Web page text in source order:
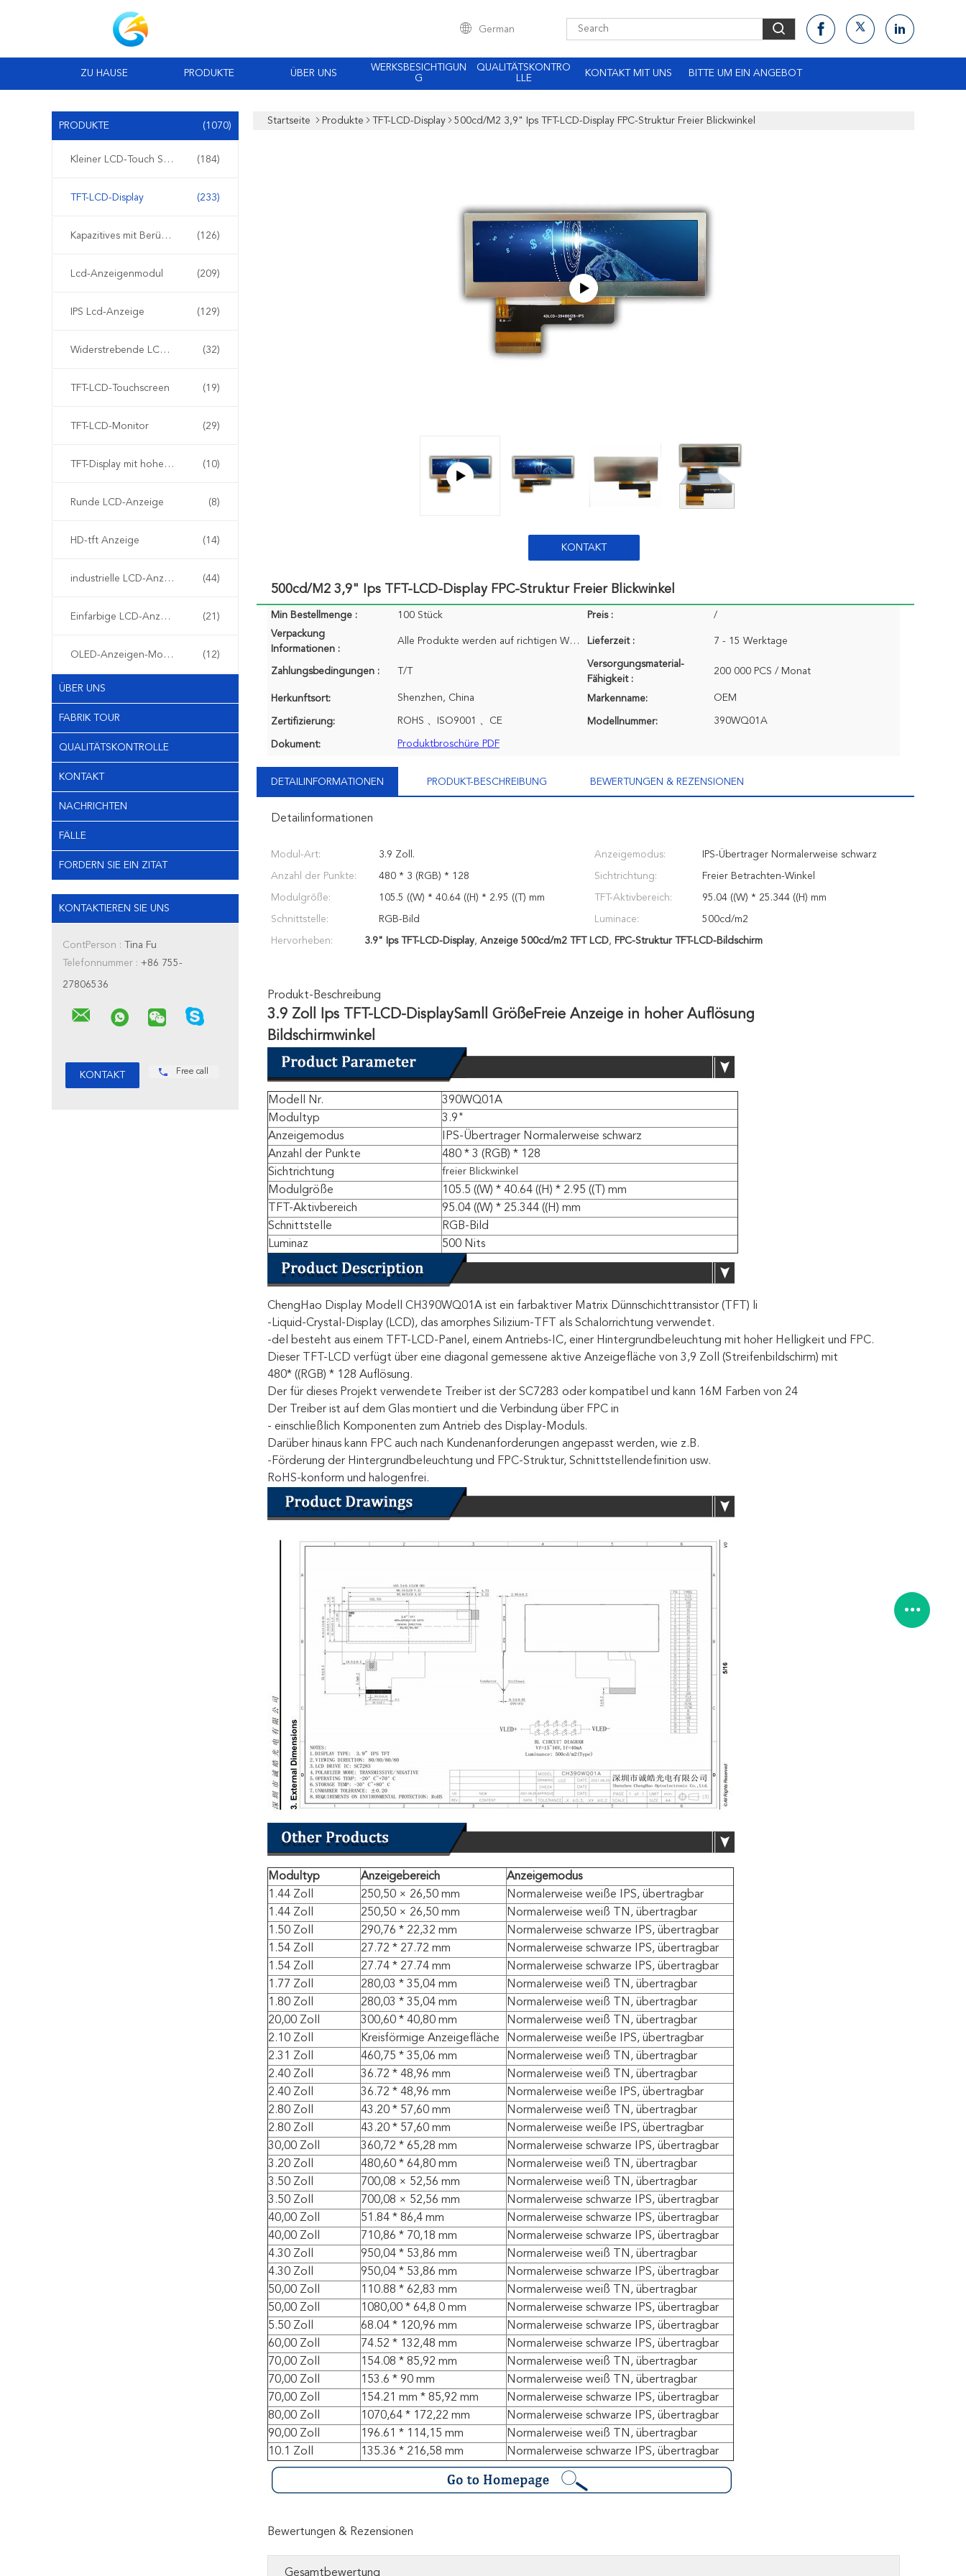
German
ZU HAUSE PRODUKTE ÜBER UNS
WERKSBESICHTIGUN
G
QUALITÄTSKONTRO
LLE
KONTAKT MIT UNS BITTE UM EIN ANGEBOT
PRODUKTE (1070)
Kleiner LCD-Touch Screen (184)
TFT-LCD-Display (233)
Kapazitives mit Berührungseingabe Bildschirm TFT LCDs (126)
Lcd-Anzeigenmodul (209)
IPS Lcd-Anzeige (129)
Widerstrebende LCD-Anzeige (32)
TFT-LCD-Touchscreen (19)
TFT-LCD-Monitor (29)
TFT-Display mit hoher Helligkeit (10)
Runde LCD-Anzeige (8)
HD-tft Anzeige (14)
industrielle LCD-Anzeige (44)
Einfarbige LCD-Anzeige (21)
OLED-Anzeigen-Modul (12)
ÜBER UNS
FABRIK TOUR
QUALITÄTSKONTROLLE
KONTAKT
NACHRICHTEN
FÄLLE
FORDERN SIE EIN ZITAT
KONTAKTIEREN SIE UNS
ContPerson : Tina Fu
Telefonnummer : +86 755-
27806536
Free call
Startseite Produkte TFT-LCD-Display 500cd/M2 3,9" Ips TFT-LCD-Display FPC-Struktur Freier Blickwinkel
KONTAKT
500cd/M2 3,9" Ips TFT-LCD-Display FPC-Struktur Freier Blickwinkel
Min Bestellmenge : 100 Stück Preis :
/
Verpackung
Informationen :
Alle Produkte werden auf richtigen Weg, ihn sicher zu halten verpackt. Für kleine Größen von Produk Lieferzeit : 7 - 15 Werktage
Zahlungsbedingungen : T/T
Versorgungsmaterial-
Fähigkeit :
200 000 PCS / Monat
Herkunftsort: Shenzhen, China Markenname: OEM
Zertifizierung: ROHS 、ISO9001 、CE Modellnummer: 390WQ01A
Dokument: Produktbroschüre PDF
DETAILINFORMATIONEN PRODUKT-BESCHREIBUNG BEWERTUNGEN & REZENSIONEN
Detailinformationen
Modul-Art: 3.9 Zoll. Anzeigemodus: IPS-Übertrager Normalerweise schwarz
Anzahl der Punkte: 480 * 3 (RGB) * 128 Sichtrichtung: Freier Betrachten-Winkel
Modulgröße: 105.5 ((W) * 40.64 ((H) * 2.95 ((T) mm TFT-Aktivbereich: 95.04 ((W) * 25.344 ((H) mm
Schnittstelle: RGB-Bild Luminace: 500cd/m2
Hervorheben: 3.9" Ips TFT-LCD-Display, Anzeige 500cd/m2 TFT LCD, FPC-Struktur TFT-LCD-Bildschirm
Produkt-Beschreibung
3.9 Zoll Ips TFT-LCD-DisplaySamll GrößeFreie Anzeige in hoher Auflösung
Bildschirmwinkel
Modell Nr.
390WQ01A
Modultyp
3.9"
Anzeigemodus
IPS-Übertrager Normalerweise schwarz
Anzahl der Punkte
480 * 3 (RGB) * 128
Sichtrichtung
freier Blickwinkel
Modulgröße
105.5 ((W) * 40.64 ((H) * 2.95 ((T) mm
TFT-Aktivbereich
95.04 ((W) * 25.344 ((H) mm
Schnittstelle
RGB-Bild
Luminaz
500 Nits
ChengHao Display Modell CH390WQ01A ist ein farbaktiver Matrix Dünnschichttransistor (TFT) li
-Liquid-Crystal-Display (LCD), das amorphes Silizium-TFT als Schalorrichtung verwendet.
-del besteht aus einem TFT-LCD-Panel, einem Antriebs-IC, einer Hintergrundbeleuchtung mit hoher Helligkeit und FPC.
Dieser TFT-LCD verfügt über eine diagonal gemessene aktive Anzeigefläche von 3,9 Zoll (Streifenbildschirm) mit
480* ((RGB) * 128 Auflösung.
Der für dieses Projekt verwendete Treiber ist der SC7283 oder kompatibel und kann 16M Farben von 24
Der Treiber ist auf dem Glas montiert und die Verbindung über FPC in
- einschließlich Komponenten zum Antrieb des Display-Moduls.
Darüber hinaus kann FPC auch nach Kundenanforderungen angepasst werden, wie z.B.
-Förderung der Hintergrundbeleuchtung und FPC-Struktur, Schnittstellendefinition usw.
RoHS-konform und halogenfrei.
Modultyp Anzeigebereich
Anzeigemodus
1.44 Zoll
250,50 × 26,50 mm
Normalerweise weiße IPS, übertragbar
1.44 Zoll
250,50 × 26,50 mm
Normalerweise weiß TN, übertragbar
1.50 Zoll
290,76 * 22,32 mm
Normalerweise schwarze IPS, übertragbar
1.54 Zoll
27.72 * 27.72 mm
Normalerweise schwarze IPS, übertragbar
1.54 Zoll
27.74 * 27.74 mm
Normalerweise schwarze IPS, übertragbar
1.77 Zoll
280,03 * 35,04 mm
Normalerweise weiß TN, übertragbar
1.80 Zoll
280,03 * 35,04 mm
Normalerweise weiß TN, übertragbar
20,00 Zoll
300,60 * 40,80 mm
Normalerweise weiß TN, übertragbar
2.10 Zoll
Kreisförmige Anzeigefläche
Normalerweise weiße IPS, übertragbar
2.31 Zoll
460,75 * 35,06 mm
Normalerweise weiß TN, übertragbar
2.40 Zoll
36.72 * 48,96 mm
Normalerweise weiß TN, übertragbar
2.40 Zoll
36.72 * 48,96 mm
Normalerweise weiße IPS, übertragbar
2.80 Zoll
43.20 * 57,60 mm
Normalerweise weiß TN, übertragbar
2.80 Zoll
43.20 * 57,60 mm
Normalerweise weiße IPS, übertragbar
30,00 Zoll
360,72 * 65,28 mm
Normalerweise schwarze IPS, übertragbar
3.20 Zoll
480,60 * 64,80 mm
Normalerweise weiß TN, übertragbar
3.50 Zoll
700,08 × 52,56 mm
Normalerweise weiß TN, übertragbar
3.50 Zoll
700,08 × 52,56 mm
Normalerweise schwarze IPS, übertragbar
40,00 Zoll
51.84 * 86,4 mm
Normalerweise schwarze IPS, übertragbar
40,00 Zoll
710,86 * 70,18 mm
Normalerweise schwarze IPS, übertragbar
4.30 Zoll
950,04 * 53,86 mm
Normalerweise weiß TN, übertragbar
4.30 Zoll
950,04 * 53,86 mm
Normalerweise schwarze IPS, übertragbar
50,00 Zoll
110.88 * 62,83 mm
Normalerweise weiß TN, übertragbar
50,00 Zoll
1080,00 * 64,8 0 mm
Normalerweise schwarze IPS, übertragbar
5.50 Zoll
68.04 * 120,96 mm
Normalerweise schwarze IPS, übertragbar
60,00 Zoll
74.52 * 132,48 mm
Normalerweise schwarze IPS, übertragbar
70,00 Zoll
154.08 * 85,92 mm
Normalerweise weiß TN, übertragbar
70,00 Zoll
153.6 * 90 mm
Normalerweise weiß TN, übertragbar
70,00 Zoll
154.21 mm * 85,92 mm
Normalerweise schwarze IPS, übertragbar
80,00 Zoll
1070,64 * 172,22 mm
Normalerweise schwarze IPS, übertragbar
90,00 Zoll
196.61 * 114,15 mm
Normalerweise weiß TN, übertragbar
10.1 Zoll
135.36 * 216,58 mm Normalerweise schwarze IPS, übertragbar
Bewertungen & Rezensionen
Gesamtbewertung